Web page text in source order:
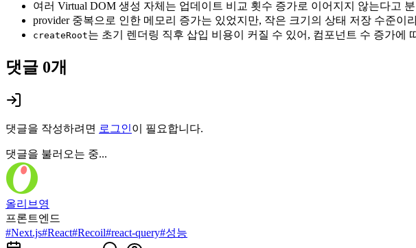
여러 Virtual DOM 생성 자체는 업데이트 비교 횟수 증가로 이어지지 않는다고
provider 중복으로 인한 메모리 증가는 있었지만, 작은 크기의 상태 저장 수준이
createRoot는 초기 렌더링 직후 삽입 비용이 커질 수 있어, 컴포넌트 수 증가에
댓글 0개
댓글을 작성하려면 로그인이 필요합니다.
댓글을 불러오는 중...
올리브영
프론트엔드
#Next.js#React#Recoil#react-query#성능